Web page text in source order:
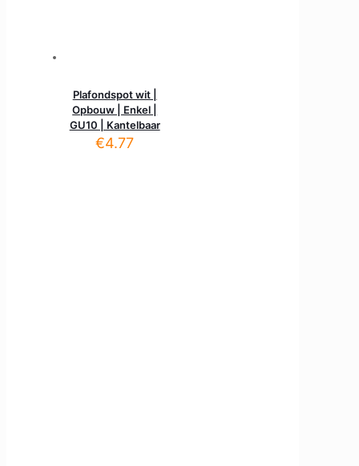
Plafondspot wit |
Opbouw | Enkel |
GU10 | Kantelbaar
€4.77